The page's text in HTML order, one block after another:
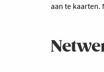
aan te kaarten.